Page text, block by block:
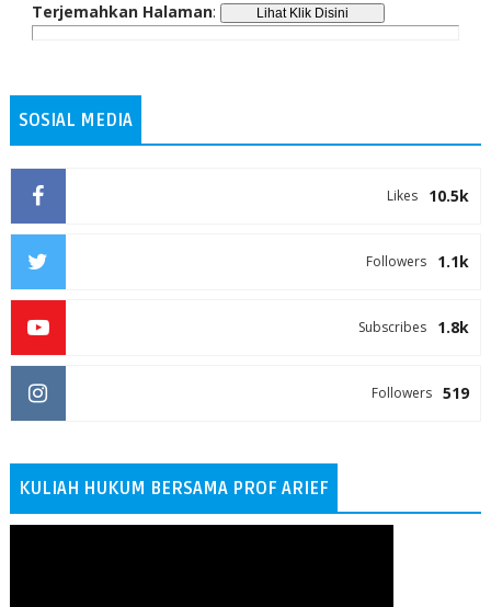
Terjemahkan Halaman:
SOSIAL MEDIA
10.5k
Likes
1.1k
Followers
1.8k
Subscribes
519
Followers
KULIAH HUKUM BERSAMA PROF ARIEF